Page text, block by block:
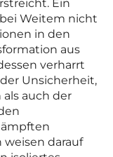
Ein
Weitem nicht
in den
aus
verharrt
Unsicherheit,
auch der
darauf